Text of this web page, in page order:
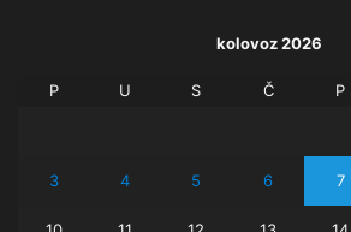
kolovoz 2026
P U S Č P
3 4 5 6 7